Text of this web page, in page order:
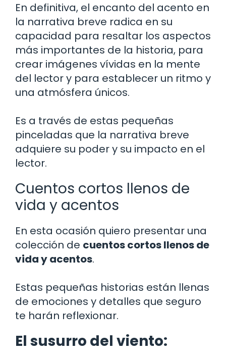
En definitiva, el encanto del acento en
la narrativa breve radica en su
capacidad para resaltar los aspectos
más importantes de la historia, para
crear imágenes vívidas en la mente
del lector y para establecer un ritmo y
una atmósfera únicos.
Es a través de estas pequeñas
pinceladas que la narrativa breve
adquiere su poder y su impacto en el
lector.
Cuentos cortos llenos de
vida y acentos
En esta ocasión quiero presentar una
colección de cuentos cortos llenos de
vida y acentos.
Estas pequeñas historias están llenas
de emociones y detalles que seguro
te harán reflexionar.
El susurro del viento: